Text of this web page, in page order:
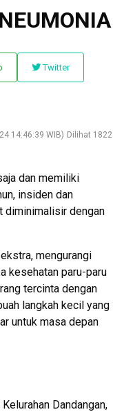
Twitter
14:46:39 WIB) Dilihat 1822
dan memiliki
insiden dan
diminimalisir dengan
mengurangi
kesehatan paru-paru
tercinta dengan
langkah kecil yang
untuk masa depan
Dandangan,